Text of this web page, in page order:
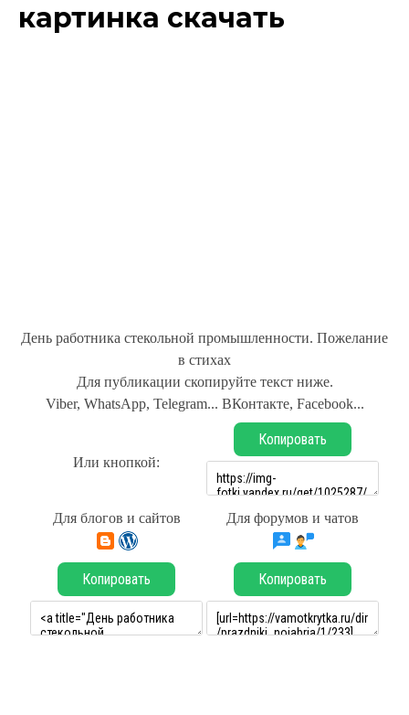
картинка скачать
День работника стекольной промышленности. Пожелание
в стихах
Для публикации скопируйте текст ниже.
Viber, WhatsApp, Telegram... ВКонтакте, Facebook...
Или кнопкой:
Копировать
Для блогов и сайтов Для форумов и чатов
Копировать Копировать